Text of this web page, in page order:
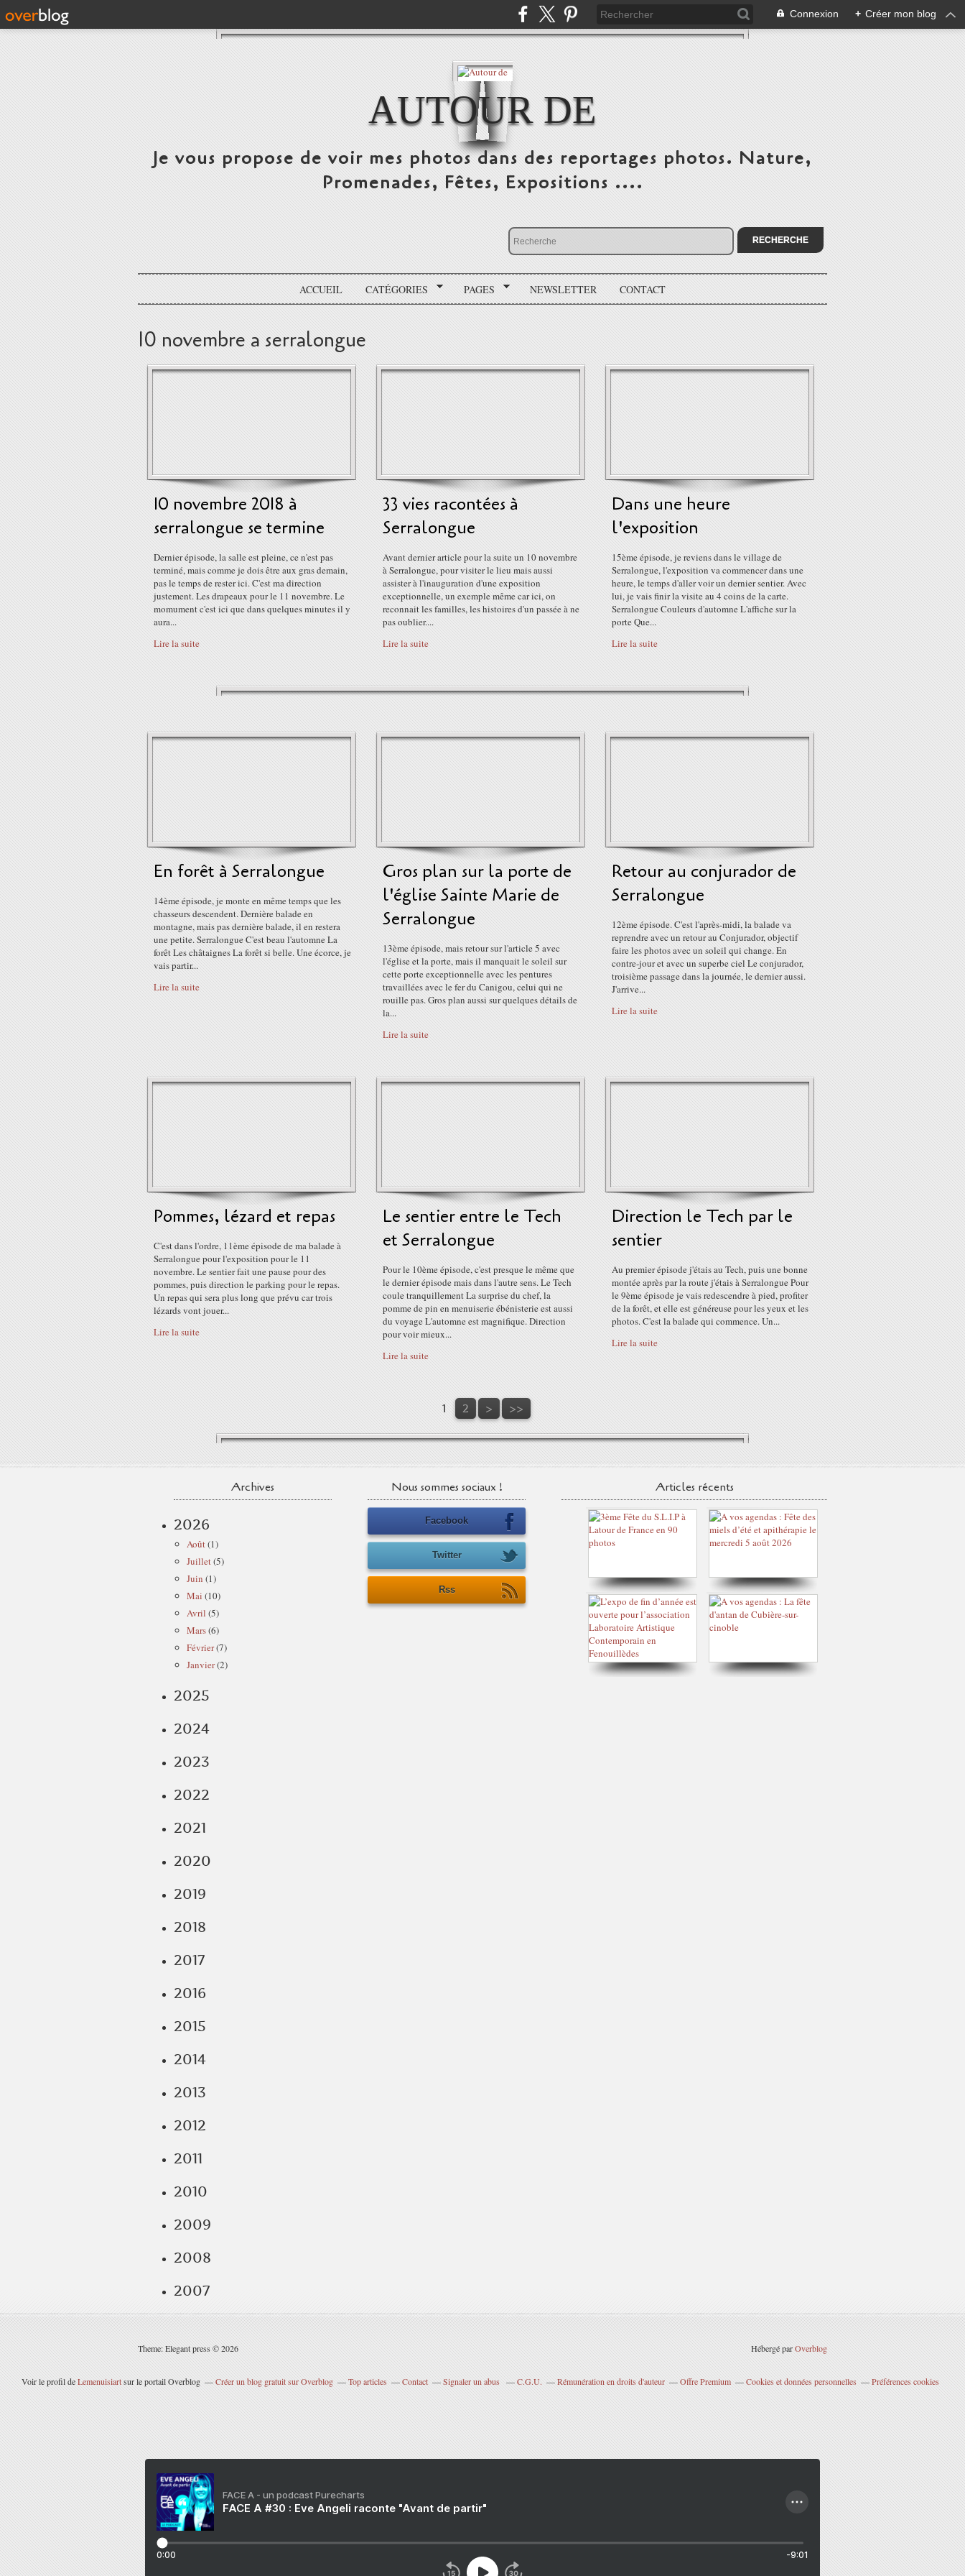
Connexion + Créer mon blog
AUTOUR DE
Je vous propose de voir mes photos dans des reportages photos. Nature,
Promenades, Fêtes, Expositions ....
ACCUEIL CATÉGORIES PAGES NEWSLETTER CONTACT
10 novembre a serralongue
10 novembre 2018 à
serralongue se termine
Dernier épisode, la salle est pleine, ce n'est pas
terminé, mais comme je dois être aux gras demain,
pas le temps de rester ici. C'est ma direction
justement. Les drapeaux pour le 11 novembre. Le
momument c'est ici que dans quelques minutes il y
aura...
Lire la suite
33 vies racontées à
Serralongue
Avant dernier article pour la suite un 10 novembre
à Serralongue, pour visiter le lieu mais aussi
assister à l'inauguration d'une exposition
exceptionnelle, un exemple même car ici, on
reconnait les familles, les histoires d'un passée à ne
pas oublier....
Lire la suite
Dans une heure
l'exposition
15ème épisode, je reviens dans le village de
Serralongue, l'exposition va commencer dans une
heure, le temps d'aller voir un dernier sentier. Avec
lui, je vais finir la visite au 4 coins de la carte.
Serralongue Couleurs d'automne L'affiche sur la
porte Que...
Lire la suite
En forêt à Serralongue
14ème épisode, je monte en même temps que les
chasseurs descendent. Dernière balade en
montagne, mais pas dernière balade, il en restera
une petite. Serralongue C'est beau l'automne La
forêt Les châtaignes La forêt si belle. Une écorce, je
vais partir...
Lire la suite
Gros plan sur la porte de
l'église Sainte Marie de
Serralongue
13ème épisode, mais retour sur l'article 5 avec
l'église et la porte, mais il manquait le soleil sur
cette porte exceptionnelle avec les pentures
travaillées avec le fer du Canigou, celui qui ne
rouille pas. Gros plan aussi sur quelques détails de
la...
Lire la suite
Retour au conjurador de
Serralongue
12ème épisode. C'est l'après-midi, la balade va
reprendre avec un retour au Conjurador, objectif
faire les photos avec un soleil qui change. En
contre-jour et avec un superbe ciel Le conjurador,
troisième passage dans la journée, le dernier aussi.
J'arrive...
Lire la suite
Pommes, lézard et repas
C'est dans l'ordre, 11ème épisode de ma balade à
Serralongue pour l'exposition pour le 11
novembre. Le sentier fait une pause pour des
pommes, puis direction le parking pour le repas.
Un repas qui sera plus long que prévu car trois
lézards vont jouer...
Lire la suite
Le sentier entre le Tech
et Serralongue
Pour le 10ème épisode, c'est presque le même que
le dernier épisode mais dans l'autre sens. Le Tech
coule tranquillement La surprise du chef, la
pomme de pin en menuiserie ébénisterie est aussi
du voyage L'automne est magnifique. Direction
pour voir mieux...
Lire la suite
Direction le Tech par le
sentier
Au premier épisode j'étais au Tech, puis une bonne
montée après par la route j'étais à Serralongue Pour
le 9ème épisode je vais redescendre à pied, profiter
de la forêt, et elle est généreuse pour les yeux et les
photos. C'est la balade qui commence. Un...
Lire la suite
1 2 > >>
Archives
2026
Août(1)
Juillet(5)
Juin (1)
Mai (10)
Avril (5)
Mars(6)
Février(7)
Janvier(2)
2025
2024
2023
2022
2021
2020
2019
2018
2017
2016
2015
2014
2013
2012
2011
2010
2009
2008
2007
Nous sommes sociaux !
Facebook
Twitter
Rss
Articles récents
Theme: Elegant press © 2026 Hébergé parOverblog
Voir le profil deLemenuisiartsur le portail Overblog Créer un blog gratuit sur Overblog Top articles Contact Signaler un abus C.G.U. Rémunération en droits d'auteur Offre Premium Cookies et données personnelles Préférences cookies
FACE A - un podcast Purecharts
FACE A #30 : Eve Angeli raconte "Avant de partir"
0:00 -9:01